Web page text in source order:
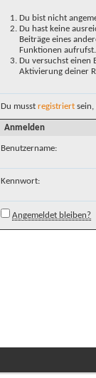
Du bist nicht
Du hast keine
Beiträge eines
Funktionen aufrufst.
Du versuchst einen
Aktivierung deiner
Du musst registriert sein,
Anmelden
Benutzername:
Kennwort:
Angemeldet bleiben?